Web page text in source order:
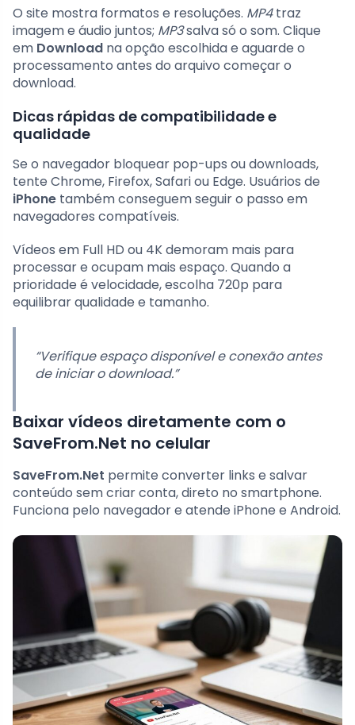
O site mostra formatos e resoluções. MP4traz
imagem e áudio juntos; MP3salva só o som. Clique
em Download na opção escolhida e aguarde o
processamento antes do arquivo começar o
download.
Dicas rápidas de compatibilidade e
qualidade
Se o navegador bloquear pop-ups ou downloads,
tente Chrome, Firefox, Safari ou Edge. Usuários de
iPhone também conseguem seguir o passo em
navegadores compatíveis.
Vídeos em Full HD ou 4K demoram mais para
processar e ocupam mais espaço. Quando a
prioridade é velocidade, escolha 720p para
equilibrar qualidade e tamanho.
“Verifique espaço disponível e conexão antes
de iniciar o download.”
Baixar vídeos diretamente com o
SaveFrom.Net no celular
SaveFrom.Net permite converter links e salvar
conteúdo sem criar conta, direto no smartphone.
Funciona pelo navegador e atende iPhone e Android.